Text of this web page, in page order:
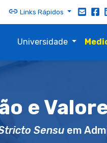
Links Rápidos
Universidade
e
Sensuem